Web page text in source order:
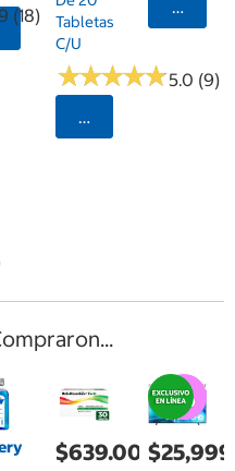
(18)
Tabletas
C/u
★★★★★
★★★★★5.0 (9)
Seleccionar
$639.00